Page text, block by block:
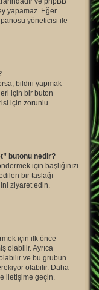
yapamaz. Eğer
panosu yöneticisi ile
bildiri yapmak
için bir buton
için zorunlu
butonu nedir?
için başlığınızı
bir taslağı
ziyaret edin.
için ilk önce
olabilir. Ayrıca
ve bu grubun
olabilir. Daha
iletişime geçin.